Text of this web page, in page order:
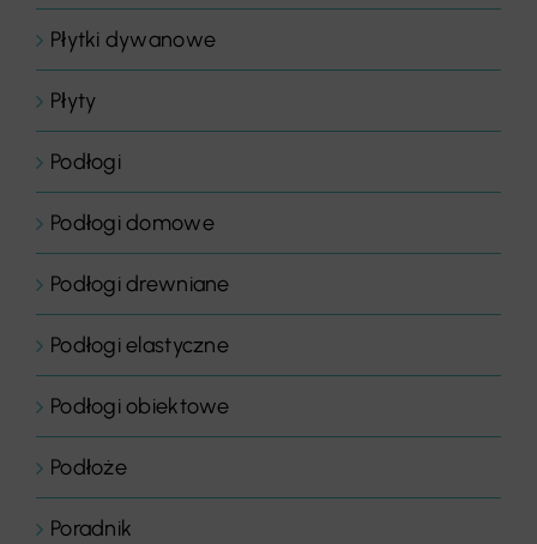
Płytki dywanowe
Płyty
Podłogi
Podłogi domowe
Podłogi drewniane
Podłogi elastyczne
Podłogi obiektowe
Podłoże
Poradnik